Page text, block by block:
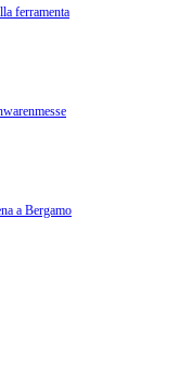
ferramenta
a Bergamo